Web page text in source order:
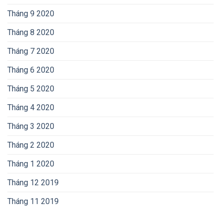
Tháng 9 2020
Tháng 8 2020
Tháng 7 2020
Tháng 6 2020
Tháng 5 2020
Tháng 4 2020
Tháng 3 2020
Tháng 2 2020
Tháng 1 2020
Tháng 12 2019
Tháng 11 2019